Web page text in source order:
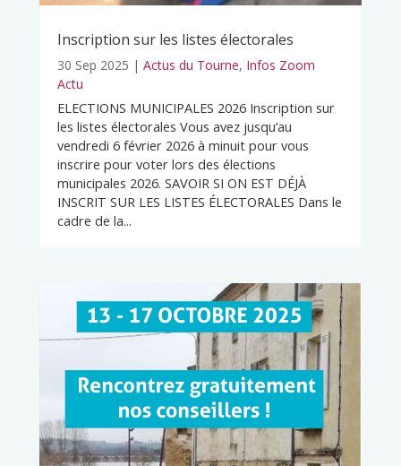
Inscription sur les listes électorales
30 Sep 2025 | Actus du Tourne, Infos Zoom
Actu
ELECTIONS MUNICIPALES 2026 Inscription sur
les listes électorales Vous avez jusqu’au
vendredi 6 février 2026 à minuit pour vous
inscrire pour voter lors des élections
municipales 2026. SAVOIR SI ON EST DÉJÀ
INSCRIT SUR LES LISTES ÉLECTORALES Dans le
cadre de la...